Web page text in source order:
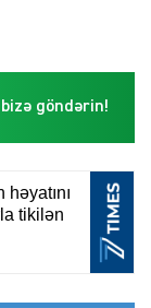
göndərin!